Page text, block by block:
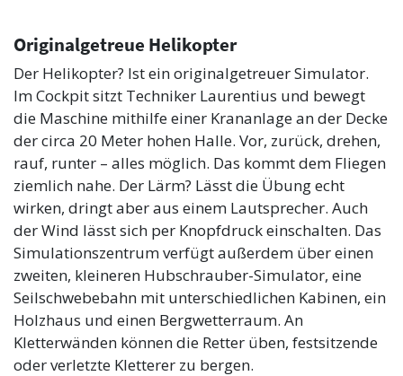
Originalgetreue Helikopter
Der Helikopter? Ist ein originalgetreuer Simulator.
Im Cockpit sitzt Techniker Laurentius und bewegt
die Maschine mithilfe einer Krananlage an der Decke
der circa 20 Meter hohen Halle. Vor, zurück, drehen,
rauf, runter – alles möglich. Das kommt dem Fliegen
ziemlich nahe. Der Lärm? Lässt die Übung echt
wirken, dringt aber aus einem Lautsprecher. Auch
der Wind lässt sich per Knopfdruck einschalten. Das
Simulationszentrum verfügt außerdem über einen
zweiten, kleineren Hubschrauber-Simulator, eine
Seilschwebebahn mit unterschiedlichen Kabinen, ein
Holzhaus und einen Bergwetterraum. An
Kletterwänden können die Retter üben, festsitzende
oder verletzte Kletterer zu bergen.